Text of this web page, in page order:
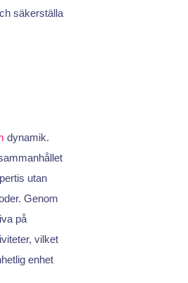
säkerställa
dynamik.
utan
Genom
på
vilket
enhet